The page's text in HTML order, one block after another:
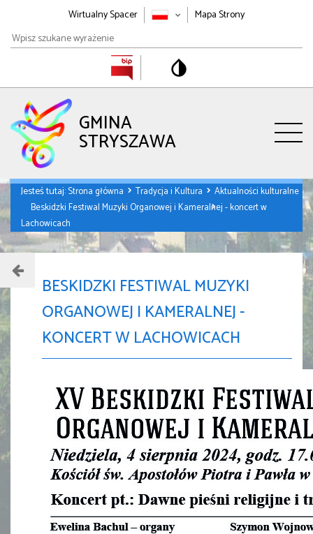
Wirtualny Spacer
Mapa Strony
Wpisz
szukane
GMINA
STRYSZAWA
Jesteś tutaj:Strona główna Tradycja i Kultura
Aktualności kulturalne
Beskidzki Festiwal Muzyki Organowej i Kameralnej - koncert w
Lachowicach
BESKIDZKI FESTIWAL MUZYKI
ORGANOWEJ I KAMERALNEJ -
KONCERT W LACHOWICACH